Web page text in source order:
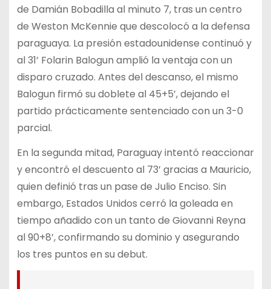
de Damián Bobadilla al minuto 7, tras un centro
de Weston McKennie que descolocó a la defensa
paraguaya. La presión estadounidense continuó y
al 31’ Folarin Balogun amplió la ventaja con un
disparo cruzado. Antes del descanso, el mismo
Balogun firmó su doblete al 45+5’, dejando el
partido prácticamente sentenciado con un 3-0
parcial.
En la segunda mitad, Paraguay intentó reaccionar
y encontró el descuento al 73’ gracias a Mauricio,
quien definió tras un pase de Julio Enciso. Sin
embargo, Estados Unidos cerró la goleada en
tiempo añadido con un tanto de Giovanni Reyna
al 90+8’, confirmando su dominio y asegurando
los tres puntos en su debut.